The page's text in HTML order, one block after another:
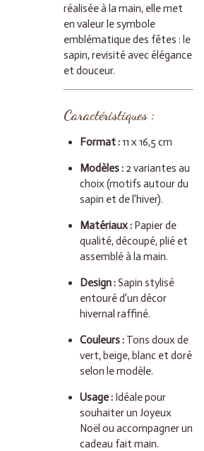
réalisée à la main, elle met
en valeur le symbole
emblématique des fêtes : le
sapin, revisité avec élégance
et douceur.
Caractéristiques :
Format :11 x 16,5 cm
Modèles :2 variantes au
choix (motifs autour du
sapin et de l’hiver).
Matériaux :Papier de
qualité, découpé, plié et
assemblé à la main.
Design :Sapin stylisé
entouré d’un décor
hivernal raffiné.
Couleurs :Tons doux de
vert, beige, blanc et doré
selon le modèle.
Usage :Idéale pour
souhaiter un Joyeux
Noël ou accompagner un
cadeau fait main.